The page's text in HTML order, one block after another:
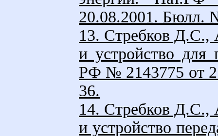
20.08.2001. Бюлл.
13. Стребков
и устройство для
PФ № 2143775 от
36.
14. Стребков
и устройство